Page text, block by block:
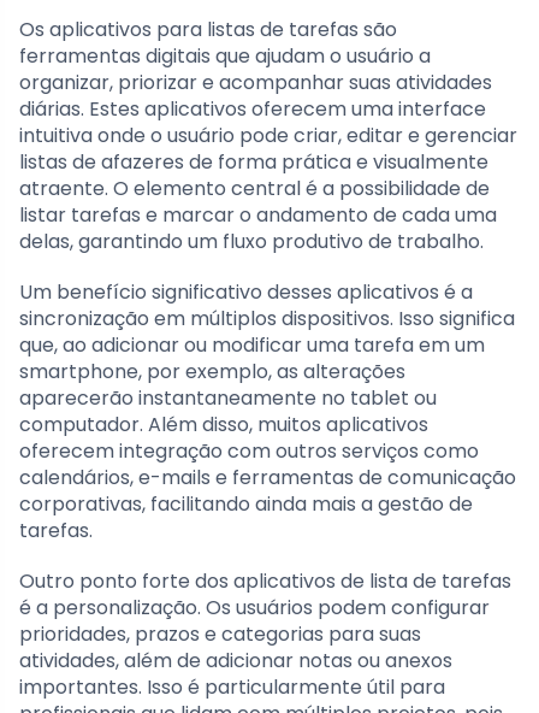
Os aplicativos para listas de tarefas são
ferramentas digitais que ajudam o usuário a
organizar, priorizar e acompanhar suas atividades
diárias. Estes aplicativos oferecem uma interface
intuitiva onde o usuário pode criar, editar e gerenciar
listas de afazeres de forma prática e visualmente
atraente. O elemento central é a possibilidade de
listar tarefas e marcar o andamento de cada uma
delas, garantindo um fluxo produtivo de trabalho.
Um benefício significativo desses aplicativos é a
sincronização em múltiplos dispositivos. Isso significa
que, ao adicionar ou modificar uma tarefa em um
smartphone, por exemplo, as alterações
aparecerão instantaneamente no tablet ou
computador. Além disso, muitos aplicativos
oferecem integração com outros serviços como
calendários, e-mails e ferramentas de comunicação
corporativas, facilitando ainda mais a gestão de
tarefas.
Outro ponto forte dos aplicativos de lista de tarefas
é a personalização. Os usuários podem configurar
prioridades, prazos e categorias para suas
atividades, além de adicionar notas ou anexos
importantes. Isso é particularmente útil para